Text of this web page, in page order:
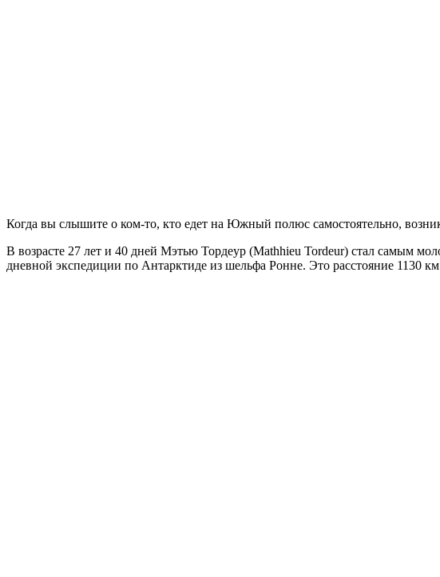
Когда вы слышите о ком-то, кто едет на Южный полюс самостоятельно,
В возрасте 27 лет и 40 дней Мэтью Тордеур (Mathhieu Tordeur) стал самым
дневной экспедиции по Антарктиде из шельфа Ронне. Это расстояние 1130